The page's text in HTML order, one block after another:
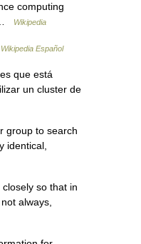
computing
…
Wikipedia
Wikipedia Español
que está
un cluster de
group to search
identical,
so that in
always,